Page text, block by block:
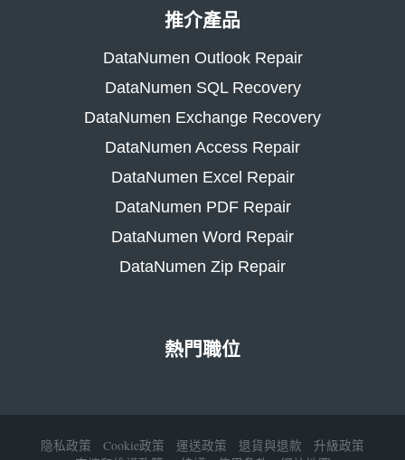
推介產品
DataNumen Outlook Repair
DataNumen SQL Recovery
DataNumen Exchange Recovery
DataNumen Access Repair
DataNumen Excel Repair
DataNumen PDF Repair
DataNumen Word Repair
DataNumen Zip Repair
熱門職位
隐私政策 Cookie政策 運送政策 退貨與退款
升級政策